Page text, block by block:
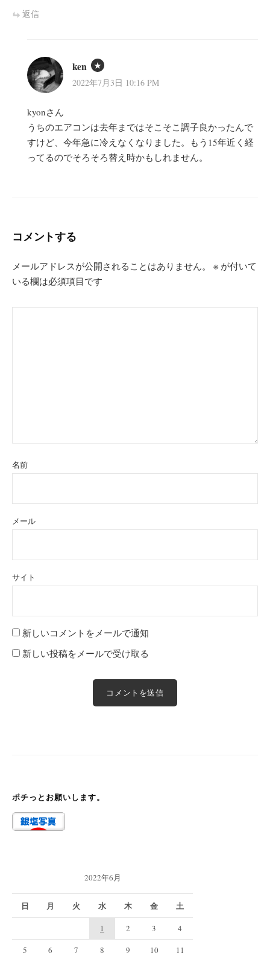
返信
ken
2022年7月3日 10:16 PM
kyonさん
うちのエアコンは去年まではそこそこ調子良かったんで
すけど、今年急に冷えなくなりました。もう15年近く経
ってるのでそろそろ替え時かもしれません。
コメントする
メールアドレスが公開されることはありません。 ※ が付いて
いる欄は必須項目です
名前
メール
サイト
新しいコメントをメールで通知
新しい投稿をメールで受け取る
ポチっとお願いします。
2022年6月
日 月 火 水 木 金 土
1 2 3
4
5
6 7 8 9 10
11